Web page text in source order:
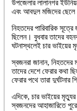
উপজেলার লালানগর
এবং আবদুল মজিদের
নিহতদের পারিবারিক
ছিলেন। বুধবার তাদের
ঘটনাস্থলেই চার ভাইয়ের
স্বজনরা জানান,
তাদের দেশে ফেরার কথা
ফেরার পথে তারা দুর্ঘটনার
এদিকে, চার ভাইয়ের মৃত্যুর
স্বজনদের আহাজারিতে